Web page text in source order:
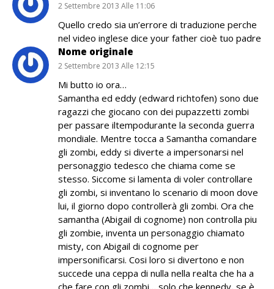
2 Settembre 2013 Alle 11:06
Quello credo sia un’errore di traduzione perche
nel video inglese dice your father cioè tuo padre
Nome originale
2 Settembre 2013 Alle 12:15
Mi butto io ora…
Samantha ed eddy (edward richtofen) sono due
ragazzi che giocano con dei pupazzetti zombi
per passare iltempodurante la seconda guerra
mondiale. Mentre tocca a Samantha comandare
gli zombi, eddy si diverte a impersonarsi nel
personaggio tedesco che chiama come se
stesso. Siccome si lamenta di voler controllare
gli zombi, si inventano lo scenario di moon dove
lui, il giorno dopo controllerà gli zombi. Ora che
samantha (Abigail di cognome) non controlla piu
gli zombie, inventa un personaggio chiamato
misty, con Abigail di cognome per
impersonificarsi. Cosi loro si divertono e non
succede una ceppa di nulla nella realta che ha a